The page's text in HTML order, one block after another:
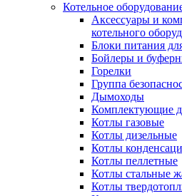
Котельное
Аксессуары и
котельного
Блоки питания
Бойлеры и
Горелки
Группа
Дымоходы
Комплектующие
Котлы газовые
Котлы дизельные
Котлы
Котлы пеллетные
Котлы стальные
Котлы